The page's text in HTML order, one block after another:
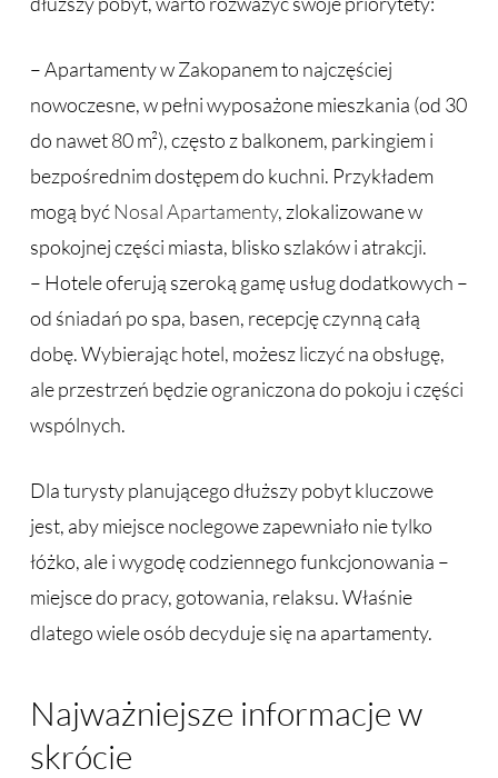
– Apartamenty w Zakopanem to najczęściej
nowoczesne, w pełni wyposażone mieszkania (od 30
do nawet 80 m²), często z balkonem, parkingiem i
bezpośrednim dostępem do kuchni. Przykładem
mogą być Nosal Apartamenty, zlokalizowane w
spokojnej części miasta, blisko szlaków i atrakcji.
– Hotele oferują szeroką gamę usług dodatkowych –
od śniadań po spa, basen, recepcję czynną całą
dobę. Wybierając hotel, możesz liczyć na obsługę,
ale przestrzeń będzie ograniczona do pokoju i części
wspólnych.
Dla turysty planującego dłuższy pobyt kluczowe
jest, aby miejsce noclegowe zapewniało nie tylko
łóżko, ale i wygodę codziennego funkcjonowania –
miejsce do pracy, gotowania, relaksu. Właśnie
dlatego wiele osób decyduje się na apartamenty.
Najważniejsze informacje w
skrócie